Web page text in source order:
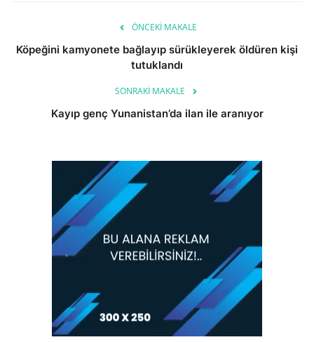
ÖNCEKI MAKALE
Köpeğini kamyonete bağlayıp sürükleyerek öldüren kişi
tutuklandı
SONRAKI MAKALE
Kayıp genç Yunanistan’da ilan ile aranıyor